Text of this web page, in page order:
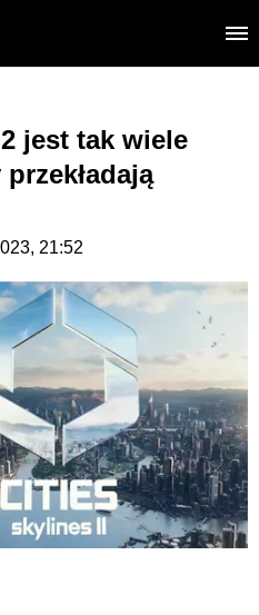
jest tak wiele
21:52